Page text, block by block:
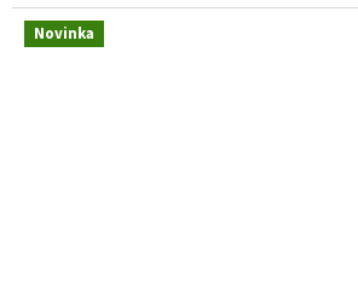
Novinka